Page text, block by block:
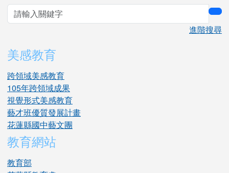
進階搜尋
美感教育
跨領域美感教育
105年跨領域成果
視覺形式美感教育
藝才班優質發展計畫
花蓮縣國中藝文團
教育網站
教育部